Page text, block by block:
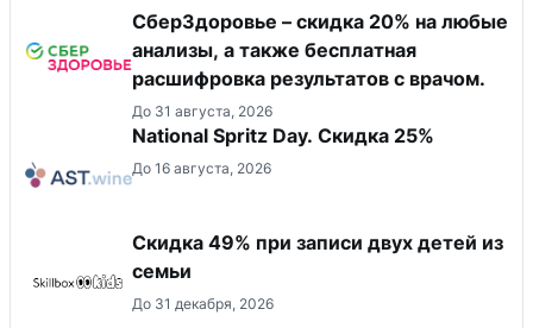
СберЗдоровье – скидка 20% на любые
анализы, а также бесплатная
расшифровка результатов с врачом.
До 31 августа, 2026
National Spritz Day. Скидка 25%
До 16 августа, 2026
Скидка 49% при записи двух детей из
семьи
До 31 декабря, 2026